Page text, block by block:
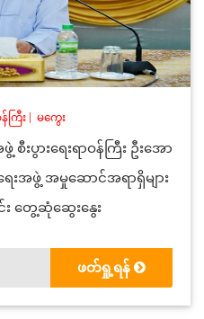
န်ကြီး မကွေး
းပွားရေးရာဝန်ကြီး ဦးအော
းအဖွဲ့ အမှုဆောင်အရာရှိများ
တွေ့ဆုံဆွေးနွေး
ဖတ်ရှု့ရန်